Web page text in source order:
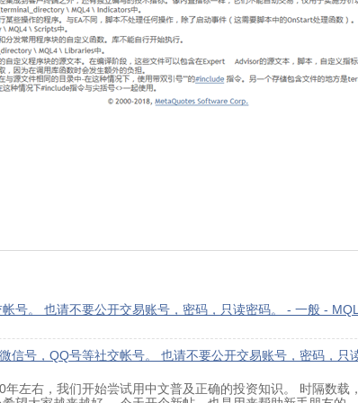
号。 也请不要公开交易账号，密码，只读密码。 - 一般 -
信号，QQ号等社交帐号。 也请不要公开交易账号，密码，只
左右，我们开始尝试用中文普及正确的投资知识。 时隔数